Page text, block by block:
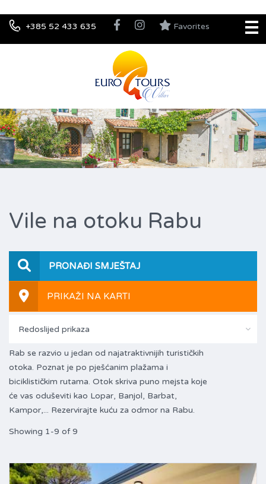
+385 52 433 635 Favorites
Vile na otoku Rabu
PRONAĐI SMJEŠTAJ
PRIKAŽI NA KARTI
Redoslijed prikaza
Rab se razvio u jedan od najatraktivnijih turističkih
otoka. Poznat je po pješćanim plažama i
biciklističkim rutama. Otok skriva puno mejsta koje
će vas oduševiti kao Lopar, Banjol, Barbat,
Kampor,... Rezervirajte kuću za odmor na Rabu.
Showing 1-9 of 9